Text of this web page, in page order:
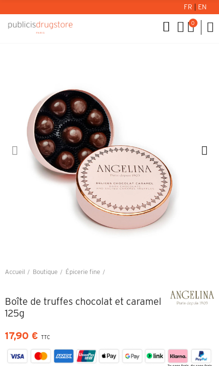
FR EN
0
Accueil Boutique
Épicerie fine
Boîte de truffes chocolat et caramel
125g
17,90 € TTC